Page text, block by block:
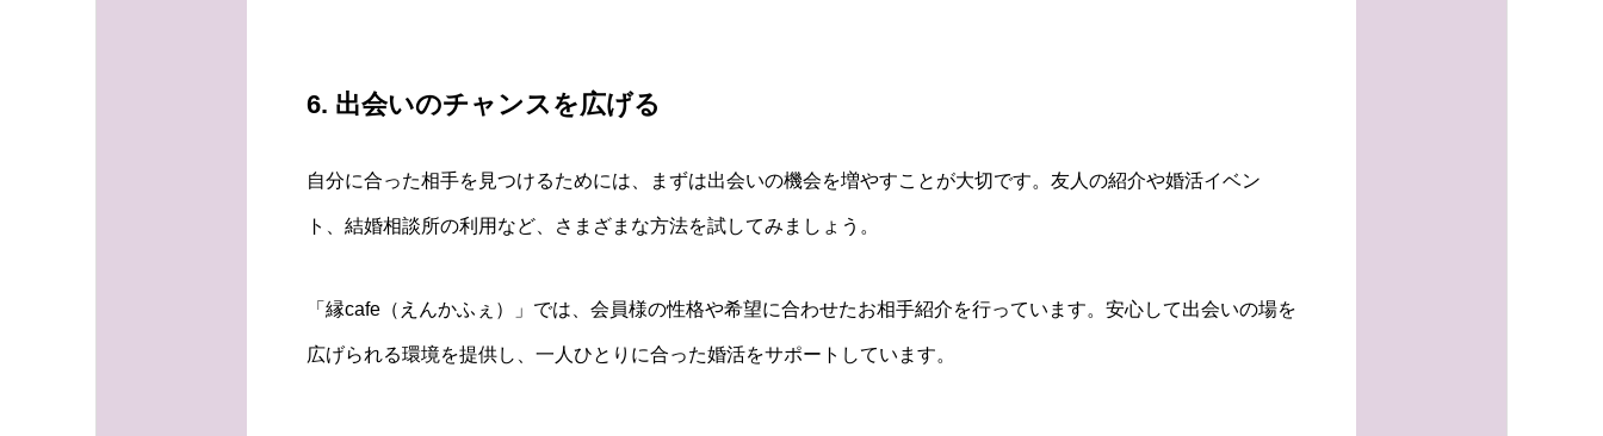
6. 出会いのチャンスを広げる
自分に合った相手を見つけるためには、まずは出会いの機会を増やすことが大切です。友人の紹介や婚活イベン
ト、結婚相談所の利用など、さまざまな方法を試してみましょう。
「縁cafe（えんかふぇ）」では、会員様の性格や希望に合わせたお相手紹介を行っています。安心して出会いの場を
広げられる環境を提供し、一人ひとりに合った婚活をサポートしています。